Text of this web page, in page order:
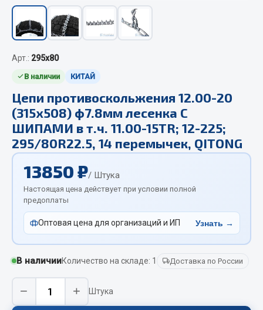
Автотовары
Автозвук
Автокаталоги
Аксессуары автомобильные
Аптечки и знаки автомобильные
Брызговики
Вентиляторы кабины
Показать ещё
Весь раздел
Смазочные материалы
Охладжающие жидкости
Технические жидкости
Арт.: 295х80
В наличии КИТАЙ
Цепи противоскольжения 12.00-20
(315х508) ф7.8мм лесенка С
ШИПАМИ в т.ч. 11.00-15TR; 12-225;
295/80R22.5, 14 перемычек, QITONG
13850 ₽/ Штука
Настоящая цена действует при условии полной
предоплаты
Оптовая цена для организаций и ИП Узнать →
В наличииКоличество на складе: 1 Доставка по России
− + Штука